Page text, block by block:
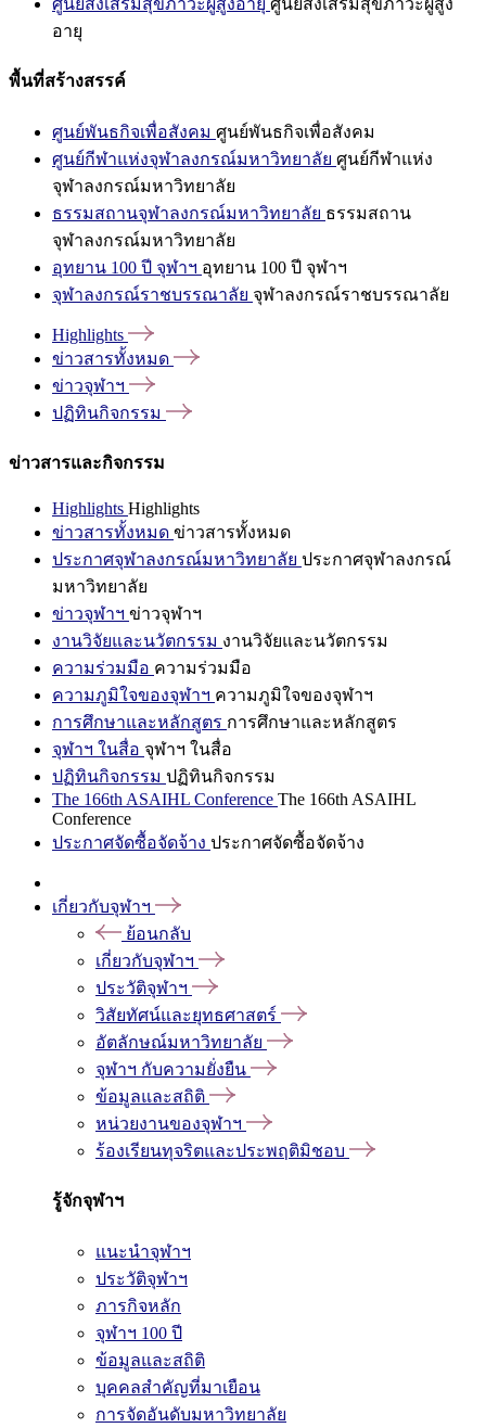
ศูนย์ส่งเสริมสุขภาวะผู้สูงอายุ ศูนย์ส่งเสริมสุขภาวะผู้สูง
อายุ
พื้นที่สร้างสรรค์
ศูนย์พันธกิจเพื่อสังคม ศูนย์พันธกิจเพื่อสังคม
ศูนย์กีฬาแห่งจุฬาลงกรณ์มหาวิทยาลัย ศูนย์กีฬาแห่ง
จุฬาลงกรณ์มหาวิทยาลัย
ธรรมสถานจุฬาลงกรณ์มหาวิทยาลัย ธรรมสถาน
จุฬาลงกรณ์มหาวิทยาลัย
อุทยาน 100 ปี จุฬาฯ อุทยาน 100 ปี จุฬาฯ
จุฬาลงกรณ์ราชบรรณาลัย จุฬาลงกรณ์ราชบรรณาลัย
Highlights
ข่าวสารทั้งหมด
ข่าวจุฬาฯ
ปฏิทินกิจกรรม
ข่าวสารและกิจกรรม
Highlights Highlights
ข่าวสารทั้งหมด ข่าวสารทั้งหมด
ประกาศจุฬาลงกรณ์มหาวิทยาลัย ประกาศจุฬาลงกรณ์
มหาวิทยาลัย
ข่าวจุฬาฯ ข่าวจุฬาฯ
งานวิจัยและนวัตกรรม งานวิจัยและนวัตกรรม
ความร่วมมือ ความร่วมมือ
ความภูมิใจของจุฬาฯ ความภูมิใจของจุฬาฯ
การศึกษาและหลักสูตร การศึกษาและหลักสูตร
จุฬาฯ ในสื่อ จุฬาฯ ในสื่อ
ปฏิทินกิจกรรม ปฏิทินกิจกรรม
The 166th ASAIHL Conference The 166th ASAIHL
Conference
ประกาศจัดซื้อจัดจ้าง ประกาศจัดซื้อจัดจ้าง
เกี่ยวกับจุฬาฯ
ย้อนกลับ
เกี่ยวกับจุฬาฯ
ประวัติจุฬาฯ
วิสัยทัศน์และยุทธศาสตร์
อัตลักษณ์มหาวิทยาลัย
จุฬาฯ กับความยั่งยืน
ข้อมูลและสถิติ
หน่วยงานของจุฬาฯ
ร้องเรียนทุจริตและประพฤติมิชอบ
รู้จักจุฬาฯ
แนะนำจุฬาฯ
ประวัติจุฬาฯ
ภารกิจหลัก
จุฬาฯ 100 ปี
ข้อมูลและสถิติ
บุคคลสำคัญที่มาเยือน
การจัดอันดับมหาวิทยาลัย